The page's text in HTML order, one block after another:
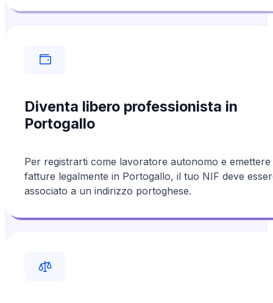
Diventa libero professionista in
Portogallo
Per registrarti come lavoratore autonomo e emettere
fatture legalmente in Portogallo, il tuo NIF deve
associato a un indirizzo portoghese.